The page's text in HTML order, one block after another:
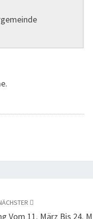
Vom 11. März Bis 24.